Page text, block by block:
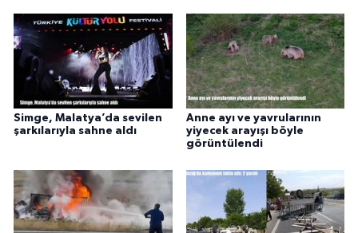
Simge, Malatya’da sevilen
şarkılarıyla sahne aldı
Anne ayı ve yavrularının
yiyecek arayışı böyle
görüntülendi